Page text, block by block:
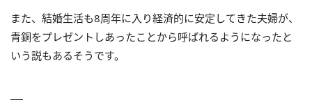
また、結婚生活も8周年に入り経済的に安定してきた夫婦が、
青銅をプレゼントしあったことから呼ばれるようになったと
いう説もあるそうです。